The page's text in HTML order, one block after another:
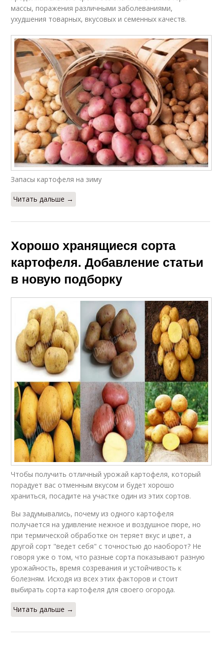
массы, поражения различными заболеваниями,
ухудшения товарных, вкусовых и семенных качеств.
Запасы картофеля на зиму
Читать дальше →
Хорошо хранящиеся сорта
картофеля. Добавление статьи
в новую подборку
Чтобы получить отличный урожай картофеля, который
порадует вас отменным вкусом и будет хорошо
храниться, посадите на участке один из этих сортов.
Вы задумывались, почему из одного картофеля
получается на удивление нежное и воздушное пюре, но
при термической обработке он теряет вкус и цвет, а
другой сорт "ведет себя" с точностью до наоборот? Не
говоря уже о том, что разные сорта показывают разную
урожайность, время созревания и устойчивость к
болезням. Исходя из всех этих факторов и стоит
выбирать сорта картофеля для своего огорода.
Читать дальше →